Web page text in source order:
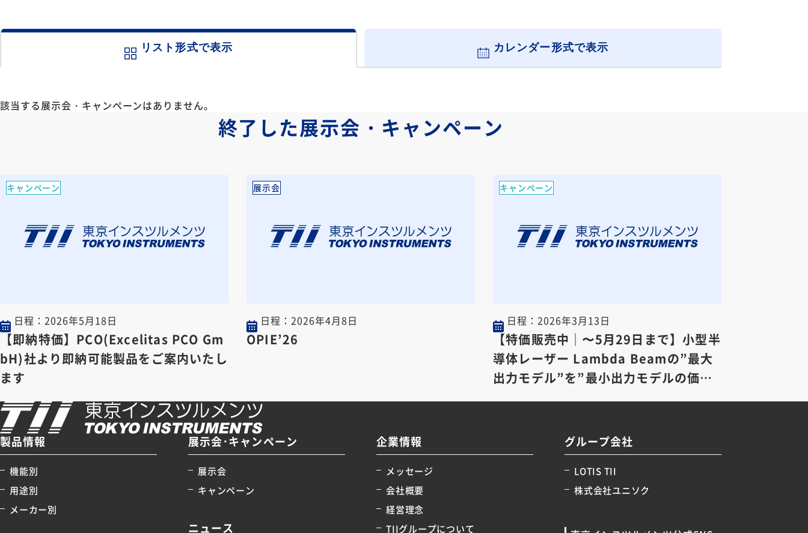
リスト形式で表示 カレンダー形式で表示
該当する展示会・キャンペーンはありません。
終了した展示会・ キャンペーン
日程： 2026年5月18日
【即納特価】PCO(Excelitas PCO Gm
bH)社より即納可能製品をご案内いたし
ます
キャンペーン
日程： 2026年4月8日
OPIE’26
展示会
日程： 2026年3月13日
【特価販売中｜〜5月29日まで】小型半
導体レーザー Lambda Beamの”最大
出力モデル”を”最小出力モデルの価
格”でご案内いたします
キャンペーン
製品情報
機能別
用途別
メーカー別
展示会･キャンペーン
展示会
キャンペーン
ニュース
企業情報
メッセージ
会社概要
経営理念
TIIグループについて
グループ会社
LOTIS TII
株式会社ユニソク